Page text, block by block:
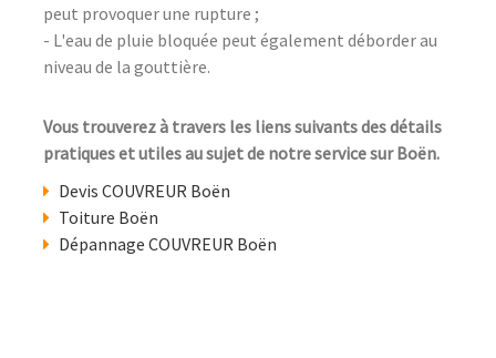
peut provoquer une rupture ;
- L'eau de pluie bloquée peut également déborder au
niveau de la gouttière.
Vous trouverez à travers les liens suivants des détails
pratiques et utiles au sujet de notre service sur Boën.
Devis COUVREUR Boën
Toiture Boën
Dépannage COUVREUR Boën